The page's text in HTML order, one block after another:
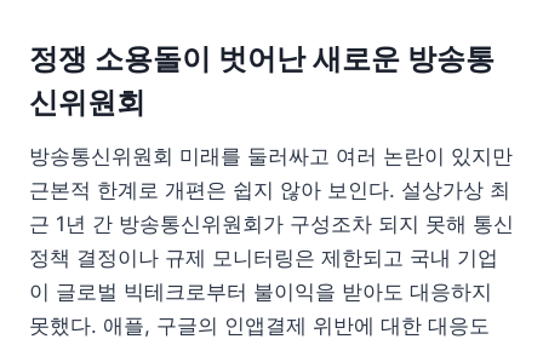
정쟁 소용돌이 벗어난 새로운 방송통
신위원회
방송통신위원회 미래를 둘러싸고 여러 논란이 있지만
근본적 한계로 개편은 쉽지 않아 보인다. 설상가상 최
근 1년 간 방송통신위원회가 구성조차 되지 못해 통신
정책 결정이나 규제 모니터링은 제한되고 국내 기업
이 글로벌 빅테크로부터 불이익을 받아도 대응하지
못했다. 애플, 구글의 인앱결제 위반에 대한 대응도